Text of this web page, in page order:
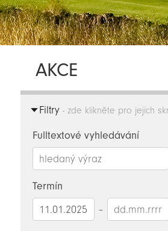
AKCE
Filtry- zde klikněte pro jejich
Fulltextové vyhledávání
Termín
–